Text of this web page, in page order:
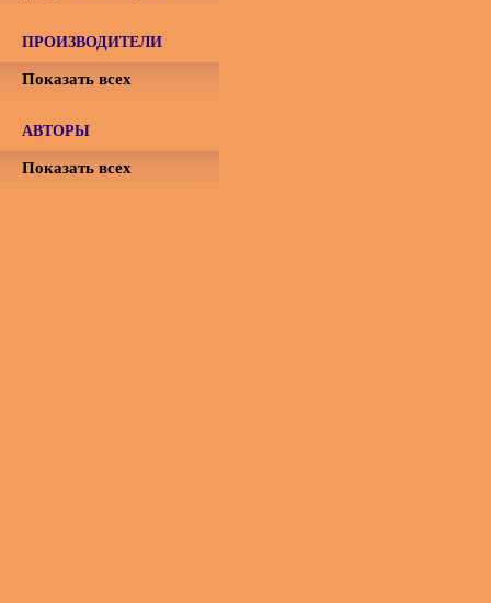
ПРОИЗВОДИТЕЛИ
Показать всех
АВТОРЫ
Показать всех